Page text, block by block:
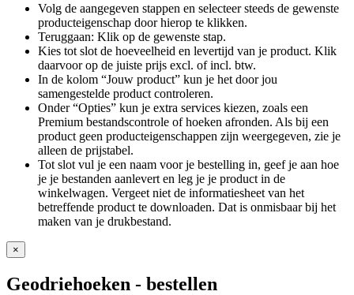
Volg de aangegeven stappen en selecteer steeds de gewenste
producteigenschap door hierop te klikken.
Teruggaan: Klik op de gewenste stap.
Kies tot slot de hoeveelheid en levertijd van je product. Klik
daarvoor op de juiste prijs excl. of incl. btw.
In de kolom “Jouw product” kun je het door jou
samengestelde product controleren.
Onder “Opties” kun je extra services kiezen, zoals een
Premium bestandscontrole of hoeken afronden. Als bij een
product geen producteigenschappen zijn weergegeven, zie je
alleen de prijstabel.
Tot slot vul je een naam voor je bestelling in, geef je aan hoe
je je bestanden aanlevert en leg je je product in de
winkelwagen. Vergeet niet de informatiesheet van het
betreffende product te downloaden. Dat is onmisbaar bij het
maken van je drukbestand.
×
Geodriehoeken - bestellen